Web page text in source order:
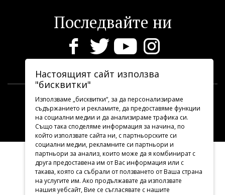
Последвайте ни
TBA.ART.BG 2026 © Всички права запазени.
Дизайн и програмиранеУебДизайн
Настоящият сайт използва
"бисквитки"
Използваме „бисквитки“, за да персонализираме
съдържанието и рекламите, да предоставяме функции
на социални медии и да анализираме трафика си.
Също така споделяме информация за начина, по
който използвате сайта ни, с партньорските си
социални медии, рекламните си партньори и
партньори за анализ, които може да я комбинират с
друга предоставена им от Вас информация или с
такава, която са събрали от ползването от Ваша страна
на услугите им. Ако продължавате да използвате
нашия уебсайт, Вие се съгласявате с нашите